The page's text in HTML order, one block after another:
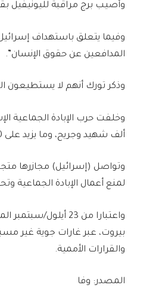
وأصيب برج مراقبة لليونيفيل
وفيما يتعلق باستهداف
المدافعين عن حقوق الإنسان”.
وذكر تورك أنهم لا يستطيعون
ألف شهيد وجريح، وما يزيد على 10 آلاف مفقود، وسط دمار هائل ومجاعة قتلت عشرات الأطفال والمسنين.
وتواصل (إسرائيل) مجازرها
لمنع أعمال الإبادة الجماعية
واعتبارا من 23
بيروت، عبر غارات جوية غير
والقرارات الأممية.
المصدر: وفا